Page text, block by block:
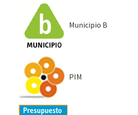
Municipio B
PIM